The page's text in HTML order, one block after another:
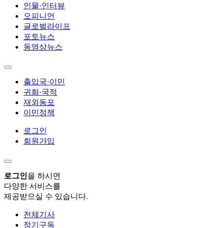
인물·인터뷰
오피니언
글로벌라이프
포토뉴스
동영상뉴스
출입국·이민
귀화·국적
재외동포
이민정책
로그인
회원가입
로그인을 하시면
다양한 서비스를
제공받으실 수 있습니다.
전체기사
정기구독